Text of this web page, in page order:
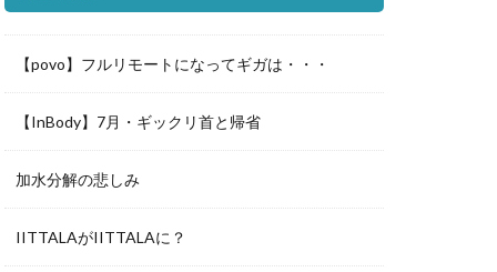
【povo】フルリモートになってギガは・・・
【InBody】7月・ギックリ首と帰省
加水分解の悲しみ
IITTALAがIITTALAに？